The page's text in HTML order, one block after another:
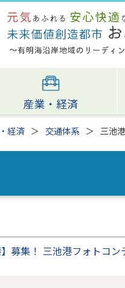
産業・経済
経済 交通体系 三池港
】募集！ 三池港フォトコン